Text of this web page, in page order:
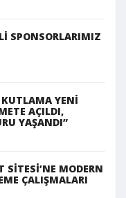
SPONSORLARIMIZ
KUTLAMA YENİ
AÇILDI,
YAŞANDI”
SİTESİ’NE MODERN
ÇALIŞMALARI